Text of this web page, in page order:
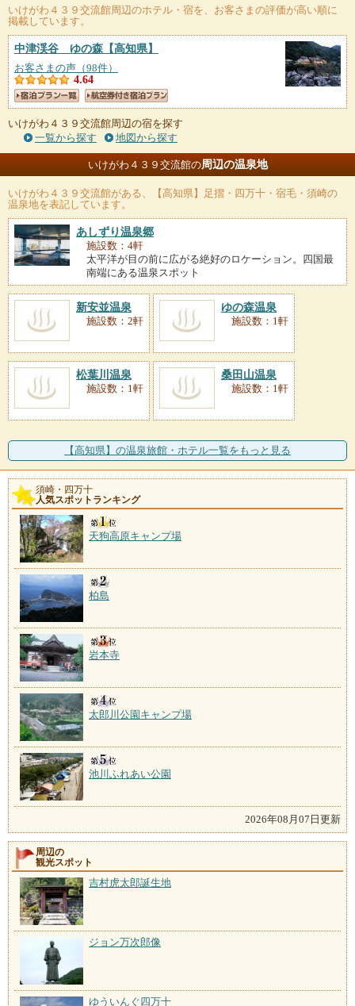
いけがわ４３９交流館周辺のホテル・宿を、お客さまの評価が高い順に
掲載しています。
中津渓谷 ゆの森 【高知県】
お客さまの声（98件）
4.64
いけがわ４３９交流館周辺の宿を探す
一覧から探す
地図から探す
いけがわ４３９交流館の周辺の温泉地
いけがわ４３９交流館がある、【高知県】足摺・四万十・宿毛・須崎の
温泉地を表記しています。
あしずり温泉郷
施設数：4軒
太平洋が目の前に広がる絶好のロケーション。四国最
南端にある温泉スポット
新安並温泉
施設数：2軒
ゆの森温泉
施設数：1軒
松葉川温泉
施設数：1軒
桑田山温泉
施設数：1軒
【高知県】の温泉旅館・ホテル一覧をもっと見る
須崎・四万十
人気スポットランキング
天狗高原キャンプ場
柏島
岩本寺
太郎川公園キャンプ場
池川ふれあい公園
2026年08月07日更新
周辺の
観光スポット
吉村虎太郎誕生地
ジョン万次郎像
ゆういんぐ四万十